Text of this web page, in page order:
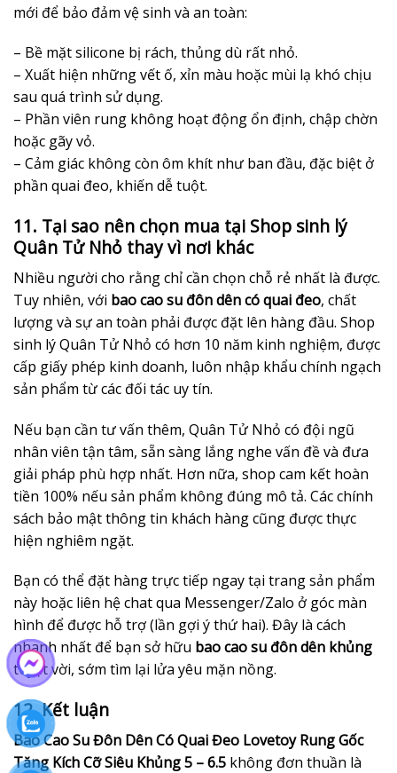
mới để bảo đảm vệ sinh và an toàn:
– Bề mặt silicone bị rách, thủng dù rất nhỏ.
– Xuất hiện những vết ố, xỉn màu hoặc mùi lạ khó chịu
sau quá trình sử dụng.
– Phần viên rung không hoạt động ổn định, chập chờn
hoặc gãy vỏ.
– Cảm giác không còn ôm khít như ban đầu, đặc biệt ở
phần quai đeo, khiến dễ tuột.
11. Tại sao nên chọn mua tại Shop sinh lý
Quân Tử Nhỏ thay vì nơi khác
Nhiều người cho rằng chỉ cần chọn chỗ rẻ nhất là được.
Tuy nhiên, với bao cao su đôn dên có quai đeo, chất
lượng và sự an toàn phải được đặt lên hàng đầu. Shop
sinh lý Quân Tử Nhỏ có hơn 10 năm kinh nghiệm, được
cấp giấy phép kinh doanh, luôn nhập khẩu chính ngạch
sản phẩm từ các đối tác uy tín.
Nếu bạn cần tư vấn thêm, Quân Tử Nhỏ có đội ngũ
nhân viên tận tâm, sẵn sàng lắng nghe vấn đề và đưa
giải pháp phù hợp nhất. Hơn nữa, shop cam kết hoàn
tiền 100% nếu sản phẩm không đúng mô tả. Các chính
sách bảo mật thông tin khách hàng cũng được thực
hiện nghiêm ngặt.
Bạn có thể đặt hàng trực tiếp ngay tại trang sản phẩm
này hoặc liên hệ chat qua Messenger/Zalo ở góc màn
hình để được hỗ trợ (lần gợi ý thứ hai). Đây là cách
nhanh nhất để bạn sở hữu bao cao su đôn dên khủng
tuyệt vời, sớm tìm lại lửa yêu mặn nồng.
12. Kết luận
Bao Cao Su Đôn Dên Có Quai Đeo Lovetoy Rung Gốc
Tăng Kích Cỡ Siêu Khủng 5 – 6.5 không đơn thuần là